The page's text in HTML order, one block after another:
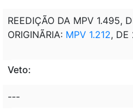
REEDIÇÃO DA MPV 1.495,
ORIGINÃRIA: MPV 1.212, DE
Veto:
---